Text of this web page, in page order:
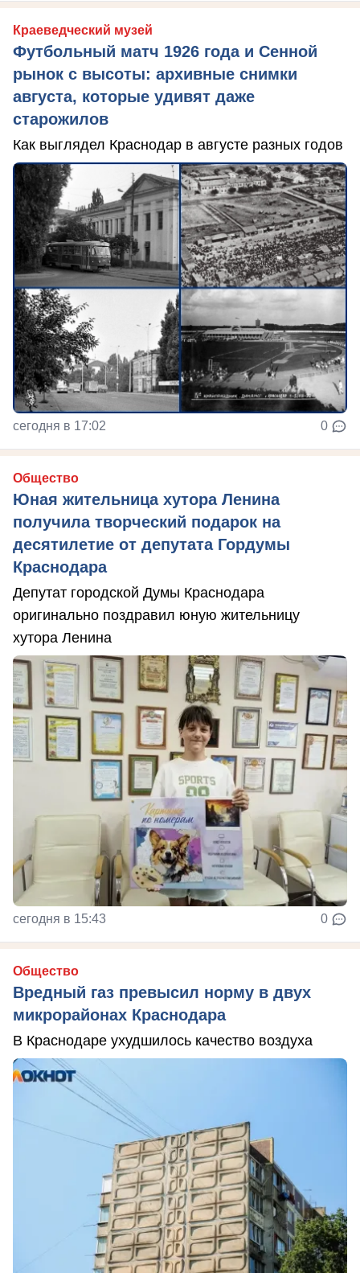
Краеведческий музей
Футбольный матч 1926 года и Сенной
рынок с высоты: архивные снимки
августа, которые удивят даже
старожилов
Как выглядел Краснодар в августе разных годов
сегодня в 17:02 0
Общество
Юная жительница хутора Ленина
получила творческий подарок на
десятилетие от депутата Гордумы
Краснодара
Депутат городской Думы Краснодара
оригинально поздравил юную жительницу
хутора Ленина
сегодня в 15:43 0
Общество
Вредный газ превысил норму в двух
микрорайонах Краснодара
В Краснодаре ухудшилось качество воздуха